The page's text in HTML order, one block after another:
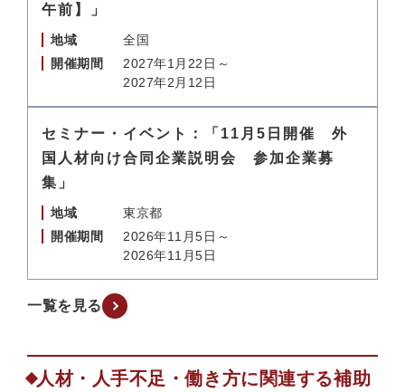
午前】」
地域
全国
開催期間
2027年1月22日～
2027年2月12日
セミナー・イベント：「11月5日開催 外
国人材向け合同企業説明会 参加企業募
集」
地域
東京都
開催期間
2026年11月5日～
2026年11月5日
一覧を見る
人材・人手不足・働き方に関連する補助